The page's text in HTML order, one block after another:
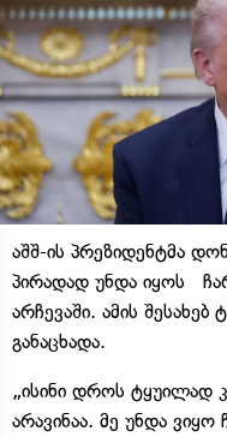
აშშ-ის პრეზიდენტმა
პირადად უნდა იყოს
არჩევაში. ამის შესახებ
განაცხადა.
„ისინი დროს ტყუილად
არავინაა. მე უნდა ვიყო